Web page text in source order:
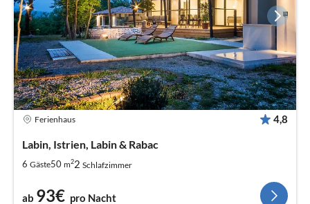
Ferienhaus 4,8
Labin, Istrien, Labin & Rabac
6 Gäste50 m22 Schlafzimmer
ab 93€ pro Nacht